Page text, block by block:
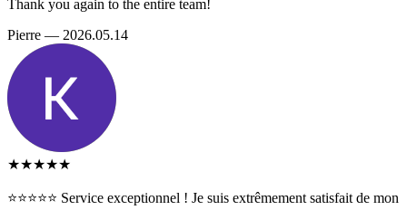
Thank you again to the entire team!
Pierre — 2026.05.14
★★★★★
⭐️⭐️⭐️⭐️⭐️ Service exceptionnel ! Je suis extrêmement satisfait de mon